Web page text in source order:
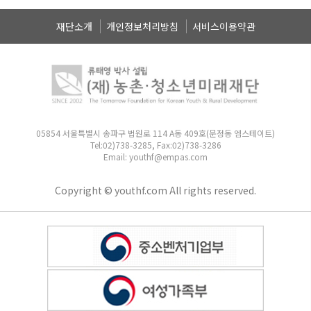
재단소개 개인정보처리방침 서비스이용약관
05854 서울특별시 송파구 법원로 114 A동 409호(문정동 엠스테이트)
Tel:02)738-3285, Fax:02)738-3286
Email: youthf@empas.com
Copyright © youthf.com All rights reserved.